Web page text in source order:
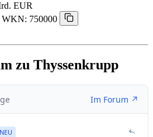
EUR
WKN: 750000
zu Thyssenkrupp